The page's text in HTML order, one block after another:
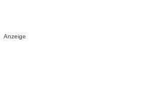
Anzeige